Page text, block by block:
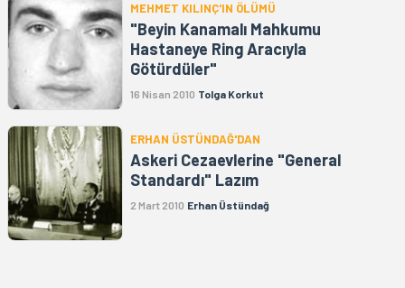
MEHMET KILINÇ'IN ÖLÜMÜ
"Beyin Kanamalı Mahkumu
Hastaneye Ring Aracıyla
Götürdüler"
16 Nisan 2010 Tolga Korkut
ERHAN ÜSTÜNDAĞ'DAN
Askeri Cezaevlerine "General
Standardı" Lazım
2 Mart 2010 Erhan Üstündağ